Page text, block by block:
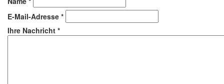
E-Mail-Adresse *
Ihre Nachricht *